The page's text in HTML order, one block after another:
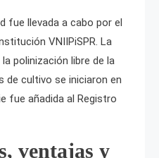
fue llevada a cabo por el
VNIIPiSPR. La
polinización libre de la
de cultivo se iniciaron en
fue añadida al Registro
ventajas y